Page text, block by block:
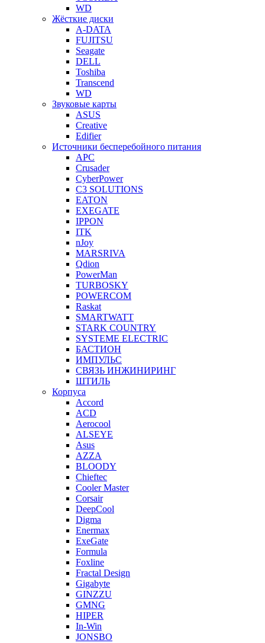
WD
Жёсткие диски
A-DATA
FUJITSU
Seagate
DELL
Toshiba
Transcend
WD
Звуковые карты
ASUS
Creative
Edifier
Источники бесперебойного питания
APC
Crusader
CyberPower
C3 SOLUTIONS
EATON
EXEGATE
IPPON
ITK
nJoy
MARSRIVA
Qdion
PowerMan
TURBOSKY
POWERCOM
Raskat
SMARTWATT
STARK COUNTRY
SYSTEME ELECTRIC
БАСТИОН
ИМПУЛЬС
СВЯЗЬ ИНЖИНИРИНГ
ШТИЛЬ
Корпуса
Accord
ACD
Aerocool
ALSEYE
Asus
AZZA
BLOODY
Chieftec
Cooler Master
Corsair
DeepCool
Digma
Enermax
ExeGate
Formula
Foxline
Fractal Design
Gigabyte
GINZZU
GMNG
HIPER
In-Win
JONSBO